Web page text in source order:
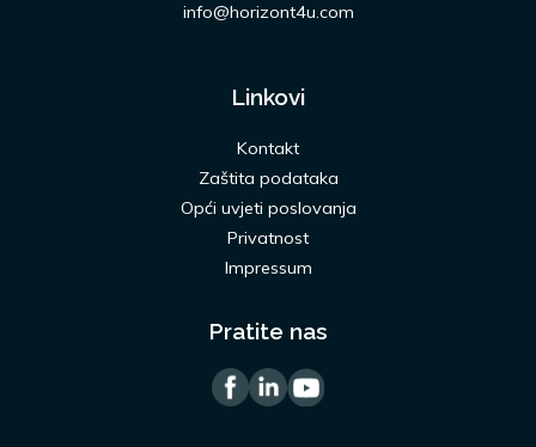
info@horizont4u.com
Linkovi
Kontakt
Zaštita podataka
Opći uvjeti poslovanja
Privatnost
Impressum
Pratite nas